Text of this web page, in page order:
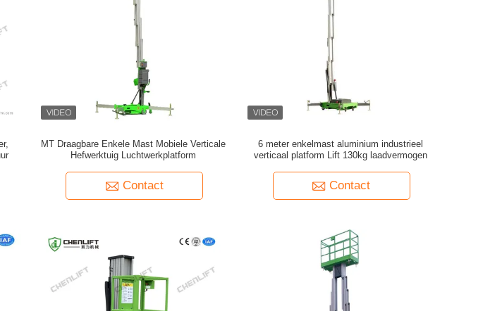
MT Draagbare Enkele Mast Mobiele Verticale
Hefwerktuig Luchtwerkplatform
Contact
6 meter enkelmast aluminium industrieel
verticaal platform Lift 130kg laadvermogen
Contact